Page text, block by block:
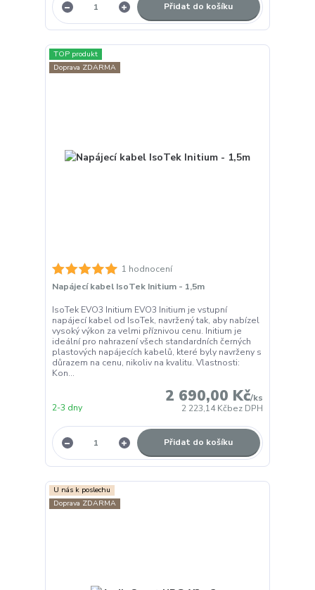
Přidat do košíku
TOP produkt
Doprava ZDARMA
1 hodnocení
Napájecí kabel IsoTek Initium - 1,5m
IsoTek EVO3 Initium EVO3 Initium je vstupní
napájecí kabel od IsoTek, navržený tak, aby nabízel
vysoký výkon za velmi příznivou cenu. Initium je
ideální pro nahrazení všech standardních černých
plastových napájecích kabelů, které byly navrženy s
důrazem na cenu, nikoliv na kvalitu. Vlastnosti:
Kon...
2 690,00 Kč/ks
2 223,14 Kčbez DPH
2-3 dny
Přidat do košíku
U nás k poslechu
Doprava ZDARMA